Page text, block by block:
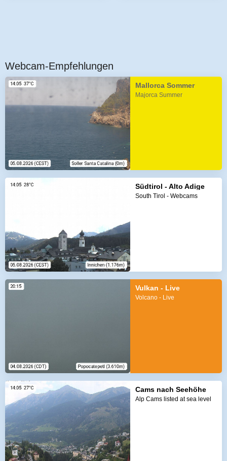
Webcam-Empfehlungen
Mallorca Sommer
Majorca Summer
Südtirol - Alto Adige
South Tirol - Webcams
Vulkan - Live
Volcano - Live
Cams nach Seehöhe
Alp Cams listed at sea level